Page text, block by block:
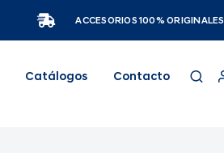
ACCESORIOS 100% ORIGINALES
Catálogos Contacto